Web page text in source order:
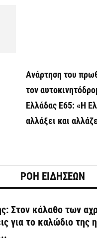
Ανάρτηση του
τον
Ελλάδας Ε65: «Η
αλλάξει και
ΡΟΗ ΕΙΔΗΣΕΩΝ
Στον κάλαθο των
για το καλώδιο της